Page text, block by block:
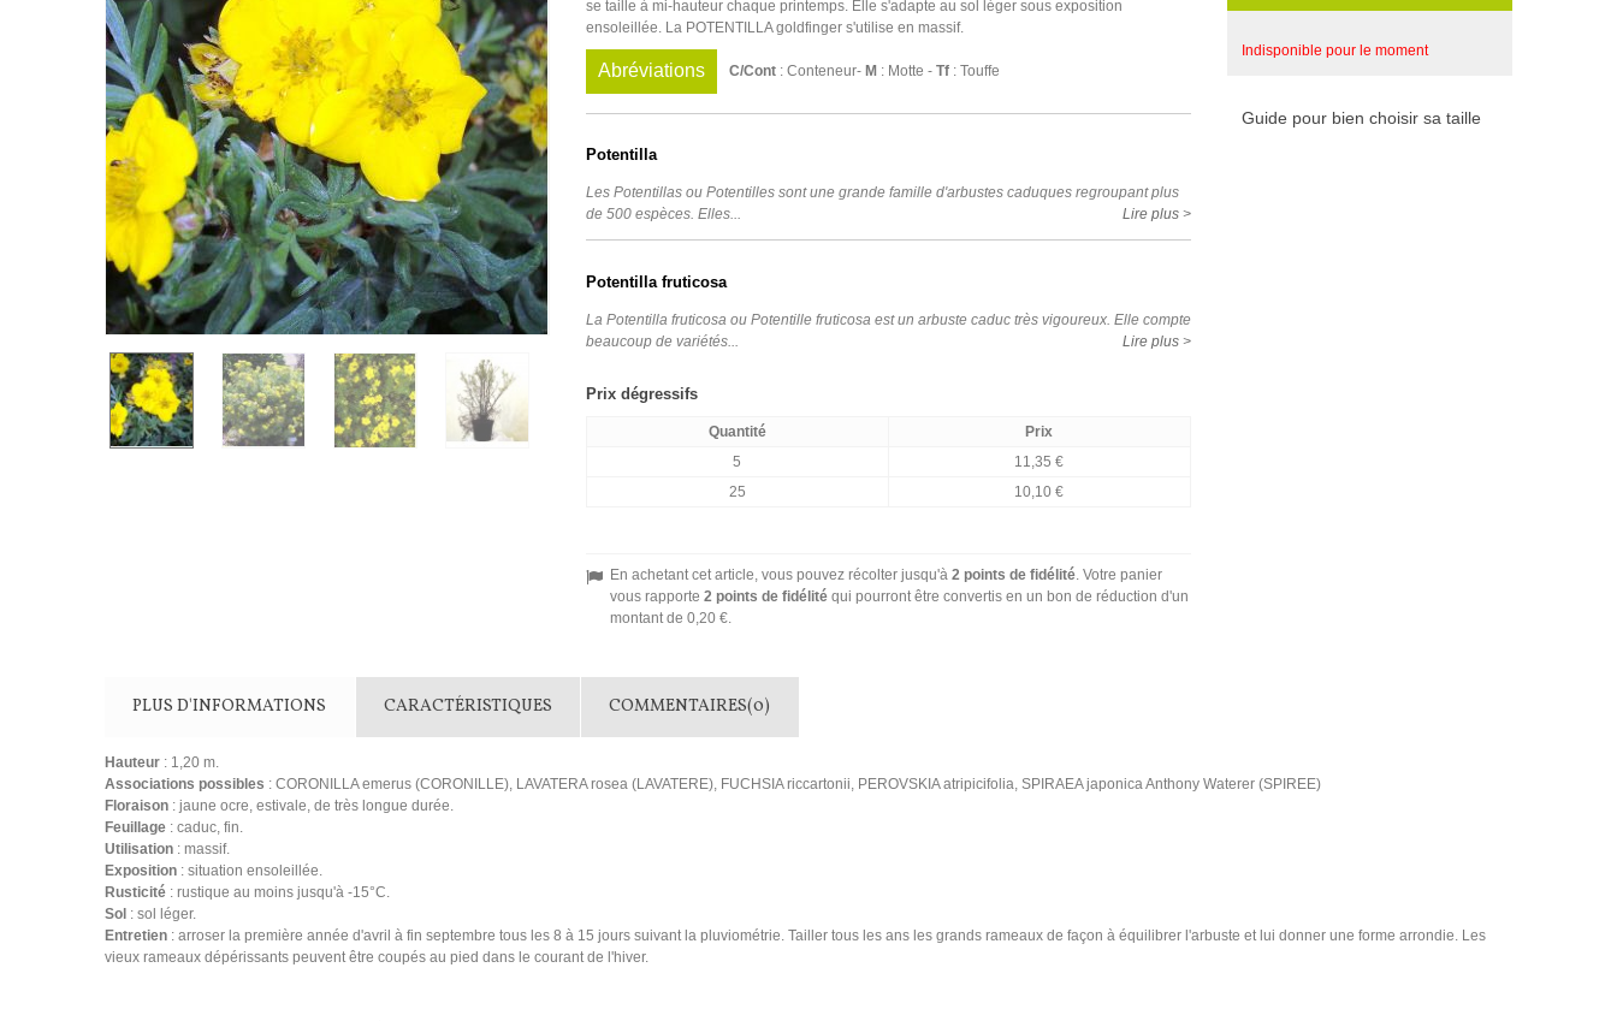
se taille à mi-hauteur chaque printemps. Elle s'adapte au sol léger sous exposition
ensoleillée. La POTENTILLA goldfinger s'utilise en massif.
Abréviations C/Cont: Conteneur- M : Motte - Tf: Touffe
Potentilla
Les Potentillas ou Potentilles sont une grande famille d'arbustes caduques regroupant plus
de 500 espèces. Elles...
Lire plus >
Potentilla fruticosa
La Potentilla fruticosa ou Potentille fruticosa est un arbuste caduc très vigoureux. Elle compte
beaucoup de variétés...
Lire plus >
Prix dégressifs
Quantité
Prix
5
11,35 €
25
10,10 €
En achetant cet article, vous pouvez récolter jusqu'à 2points de fidélité. Votre panier
vous rapporte 2points de fidélitéqui pourront être convertis en un bon de réduction d'un
montant de 0,20 €.
Indisponible pour le moment
Guide pour bien choisir sa taille
PLUS D'INFORMATIONS CARACTÉRISTIQUES COMMENTAIRES(0)
Hauteur : 1,20 m.
Associations possibles : CORONILLA emerus (CORONILLE), LAVATERA rosea (LAVATERE), FUCHSIA riccartonii, PEROVSKIA atripicifolia, SPIRAEA japonica Anthony Waterer (SPIREE)
Floraison : jaune ocre, estivale, de très longue durée.
Feuillage : caduc, fin.
Utilisation : massif.
Exposition : situation ensoleillée.
Rusticité : rustique au moins jusqu'à -15°C.
Sol : sol léger.
Entretien : arroser la première année d'avril à fin septembre tous les 8 à 15 jours suivant la pluviométrie. Tailler tous les ans les grands rameaux de façon à équilibrer l'arbuste et lui donner une forme arrondie. Les
vieux rameaux dépérissants peuvent être coupés au pied dans le courant de l'hiver.